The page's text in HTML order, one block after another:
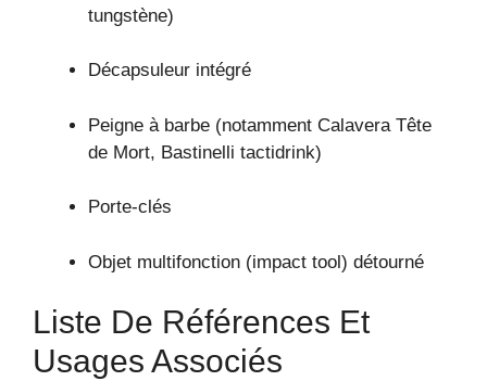
tungstène)
Décapsuleur intégré
Peigne à barbe (notamment Calavera Tête
de Mort, Bastinelli tactidrink)
Porte-clés
Objet multifonction (impact tool) détourné
Liste De Références Et
Usages Associés